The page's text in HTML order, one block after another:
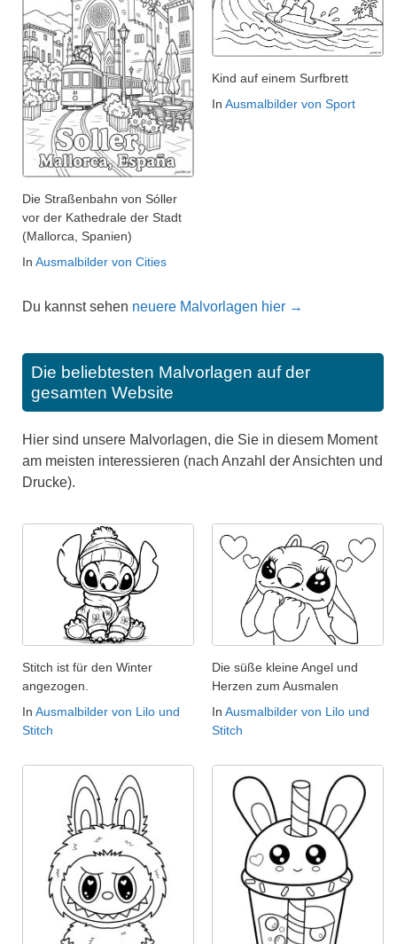
Die Straßenbahn von Sóller
vor der Kathedrale der Stadt
(Mallorca, Spanien)
In Ausmalbilder von Cities
Kind auf einem Surfbrett
In Ausmalbilder von Sport
Du kannst sehen neuere Malvorlagen hier →
Die beliebtesten Malvorlagen auf der
gesamten Website
Hier sind unsere Malvorlagen, die Sie in diesem Moment
am meisten interessieren (nach Anzahl der Ansichten und
Drucke).
Stitch ist für den Winter
angezogen.
In Ausmalbilder von Lilo und
Stitch
Die süße kleine Angel und
Herzen zum Ausmalen
In Ausmalbilder von Lilo und
Stitch